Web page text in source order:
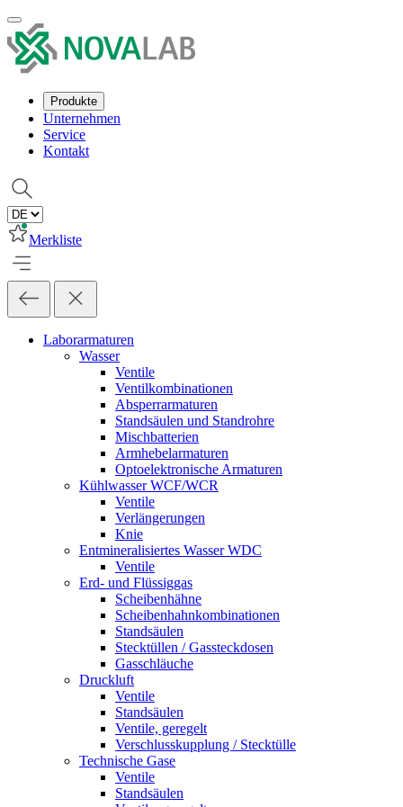
Produkte
Unternehmen
Service
Kontakt
Merkliste
Laborarmaturen
Wasser
Ventile
Ventilkombinationen
Absperrarmaturen
Standsäulen und Standrohre
Mischbatterien
Armhebelarmaturen
Optoelektronische Armaturen
Kühlwasser WCF/WCR
Ventile
Verlängerungen
Knie
Entmineralisiertes Wasser WDC
Ventile
Erd- und Flüssiggas
Scheibenhähne
Scheibenhahnkombinationen
Standsäulen
Stecktüllen / Gassteckdosen
Gasschläuche
Druckluft
Ventile
Standsäulen
Ventile, geregelt
Verschlusskupplung / Stecktülle
Technische Gase
Ventile
Standsäulen